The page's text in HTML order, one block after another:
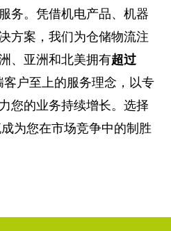
务。凭借机电产品、机器
方案，我们为仓储物流注
、亚洲和北美拥有超过
客户至上的服务理念，以专
您的业务持续增长。选择
为您在市场竞争中的制胜